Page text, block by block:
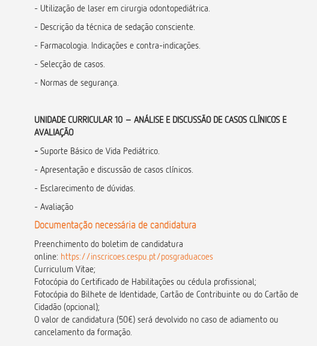
- Utilização de laser em cirurgia odontopediátrica.
- Descrição da técnica de sedação consciente.
- Farmacologia. Indicações e contra-indicações.
- Selecção de casos.
- Normas de segurança.
UNIDADE CURRICULAR 10 – ANÁLISE E DISCUSSÃO DE CASOS CLÍNICOS E
AVALIAÇÃO
- Suporte Básico de Vida Pediátrico.
- Apresentação e discussão de casos clínicos.
- Esclarecimento de dúvidas.
- Avaliação
Documentação necessária de candidatura
Preenchimento do boletim de candidatura
online: https://inscricoes.cespu.pt/posgraduacoes
Curriculum Vitae;
Fotocópia do Certificado de Habilitações ou cédula profissional;
Fotocópia do Bilhete de Identidade, Cartão de Contribuinte ou do Cartão de
Cidadão (opcional);
O valor de candidatura (50€) será devolvido no caso de adiamento ou
cancelamento da formação.